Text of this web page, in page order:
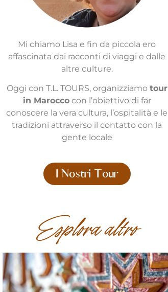
Mi chiamo Lisa e fin da piccola ero
affascinata dai racconti di viaggi e dalle
altre culture.
Oggi con T.L. TOURS, organizziamo tour
in Maroccocon l’obiettivo di far
conoscere la vera cultura, l’ospitalità e le
tradizioni attraverso il contatto con la
gente locale
I Nostri Tour
Esplora altro